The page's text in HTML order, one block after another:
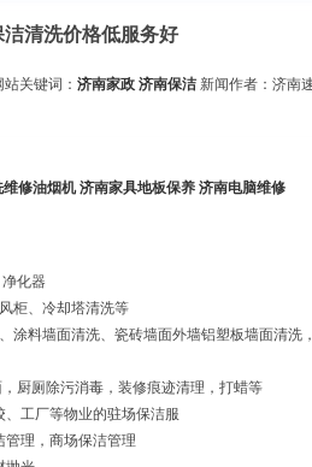
洁清洗价格低服务好
关键词： 济南家政 济南保洁新闻作者：济南
修油烟机 济南家具地板保养 济南电脑维修
化器
柜、冷却塔清洗等
涂料墙面清洗、瓷砖墙面外墙铝塑板墙面清洗
厨厕除污消毒，装修痕迹清理，打蜡等
工厂等物业的驻场保洁服
管理，商场保洁管理